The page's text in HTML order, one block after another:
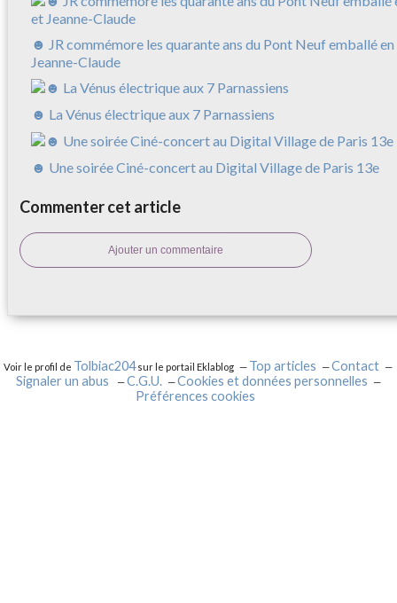
☻ JR commémore les quarante ans du Pont Neuf emballé
Jeanne-Claude
☻ La Vénus électrique aux 7 Parnassiens
☻ Une soirée Ciné-concert au Digital Village de Paris 13e
Commenter cet article
Ajouter un commentaire
Voir le profil de Tolbiac204sur le portail Eklablog Top articles
Contact
Signaler un abus
C.G.U.
Cookies et données personnelles
Préférences cookies